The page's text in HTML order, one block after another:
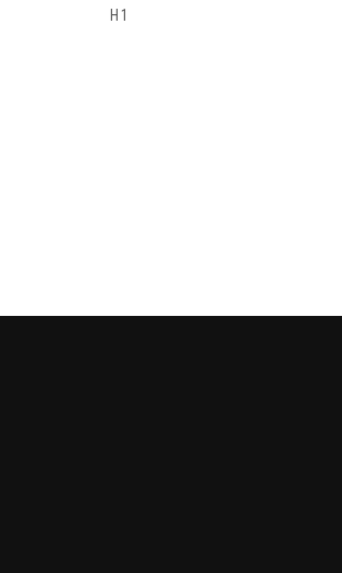
1863 :38(24.5СМ)